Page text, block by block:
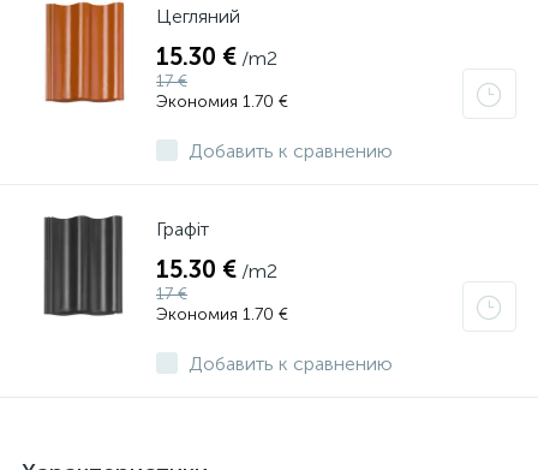
Добавить к сравнению
Цегляний
15.30 € /m2
17 €
Экономия 1.70 €
Добавить к сравнению
Графіт
15.30 € /m2
17 €
Экономия 1.70 €